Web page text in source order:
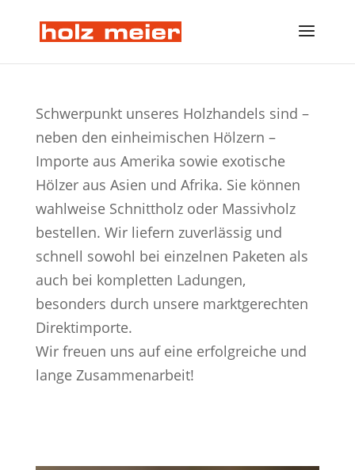
Schwerpunkt unseres Holzhandels sind –
neben den einheimischen Hölzern –
Importe aus Amerika sowie exotische
Hölzer aus Asien und Afrika. Sie können
wahlweise Schnittholz oder Massivholz
bestellen. Wir liefern zuverlässig und
schnell sowohl bei einzelnen Paketen als
auch bei kompletten Ladungen,
besonders durch unsere marktgerechten
Direktimporte.
Wir freuen uns auf eine erfolgreiche und
lange Zusammenarbeit!